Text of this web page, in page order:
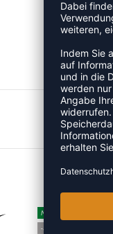
NEW
-38%